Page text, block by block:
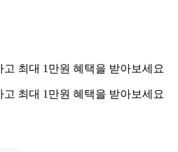
최대 1만원 혜택을 받아보세요
최대 1만원 혜택을 받아보세요